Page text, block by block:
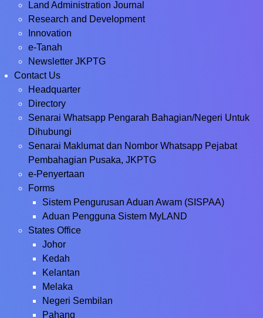
Land Administration Journal
Research and Development
Innovation
e-Tanah
Newsletter JKPTG
Contact Us
Headquarter
Directory
Senarai Whatsapp Pengarah Bahagian/Negeri Untuk
Dihubungi
Senarai Maklumat dan Nombor Whatsapp Pejabat
Pembahagian Pusaka, JKPTG
e-Penyertaan
Forms
Sistem Pengurusan Aduan Awam (SISPAA)
Aduan Pengguna Sistem MyLAND
States Office
Johor
Kedah
Kelantan
Melaka
Negeri Sembilan
Pahang